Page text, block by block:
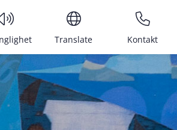
Translate Kontakt